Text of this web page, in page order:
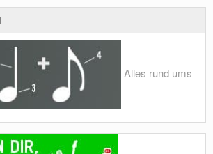
(mehr) einfällt? | Foto: Shutterstock von
Alles rund ums